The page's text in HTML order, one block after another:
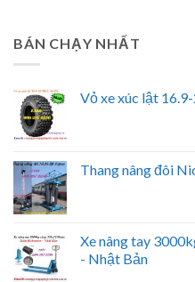
BÁN CHẠY NHẤT
Vỏ xe xúc lật
Thang nâng đôi
Xe nâng tay
- Nhật Bản